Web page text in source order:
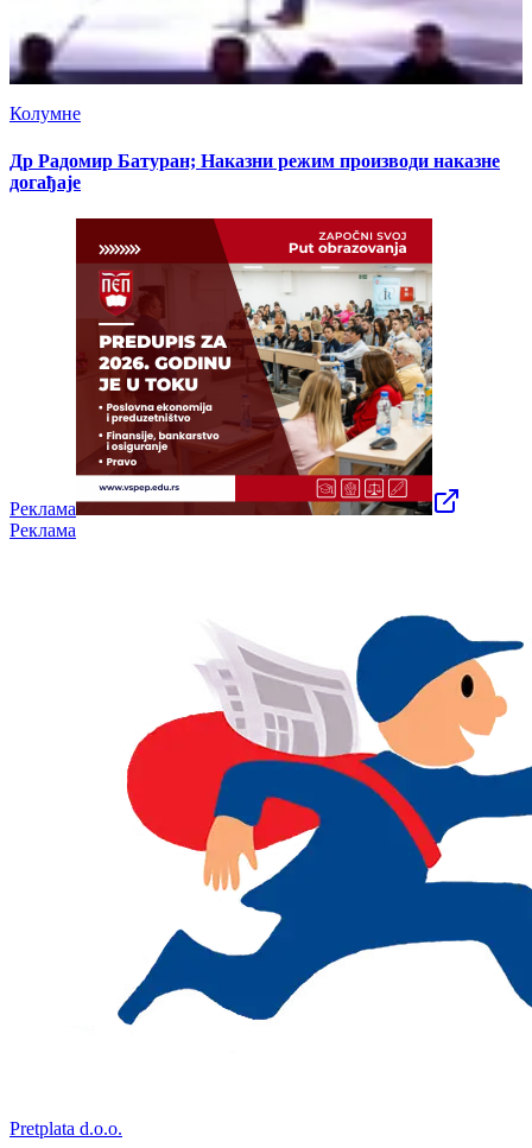
Колумне
Др Радомир Батуран; Наказни режим производи наказне
догађаје
Реклама
Реклама
Pretplata d.o.o.